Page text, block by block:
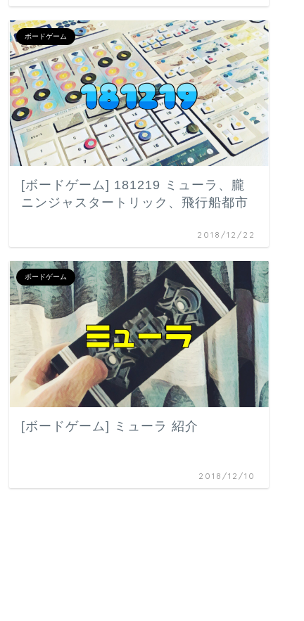
ボードゲーム
[ボードゲーム] 181219 ミューラ、朧
ニンジャスタートリック、飛行船都市
2018/12/22
ボードゲーム
[ボードゲーム] ミューラ 紹介
2018/12/10